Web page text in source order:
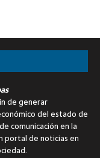
de generar
del estado de
comunicación en la
portal de noticias en